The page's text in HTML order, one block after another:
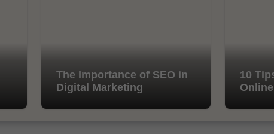
The Importance of SEO in
Digital Marketing
10